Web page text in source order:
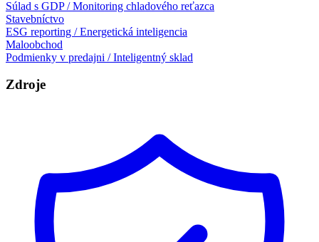
Súlad s GDP / Monitoring chladového reťazca
Stavebníctvo
ESG reporting / Energetická inteligencia
Maloobchod
Podmienky v predajni / Inteligentný sklad
Zdroje